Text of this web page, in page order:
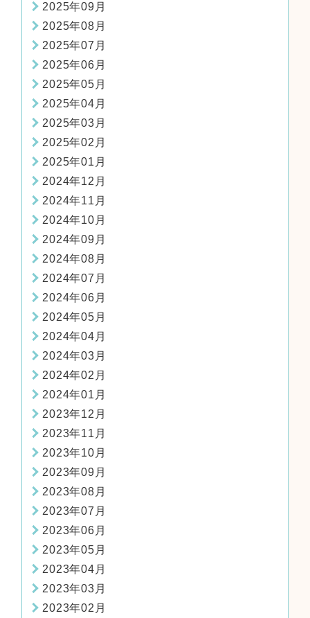
2025年09月
2025年08月
2025年07月
2025年06月
2025年05月
2025年04月
2025年03月
2025年02月
2025年01月
2024年12月
2024年11月
2024年10月
2024年09月
2024年08月
2024年07月
2024年06月
2024年05月
2024年04月
2024年03月
2024年02月
2024年01月
2023年12月
2023年11月
2023年10月
2023年09月
2023年08月
2023年07月
2023年06月
2023年05月
2023年04月
2023年03月
2023年02月